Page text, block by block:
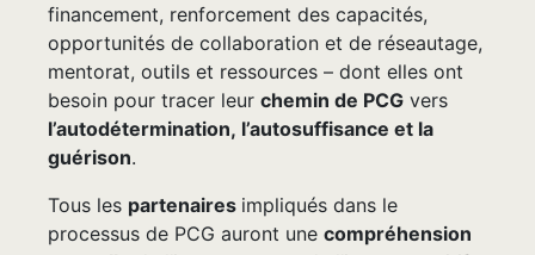
financement, renforcement des capacités,
opportunités de collaboration et de réseautage,
mentorat, outils et ressources – dont elles ont
besoin pour tracer leur chemin de PCG vers
l’autodétermination, l’autosuffisance et la
guérison.
Tous les partenaires impliqués dans le
processus de PCG auront une compréhension